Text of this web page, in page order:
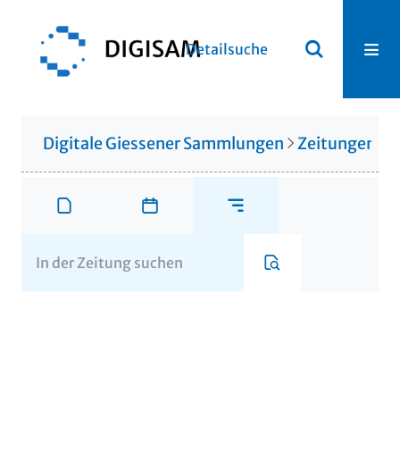
Detailsuche
Digitale Giessener Sammlungen Zeitungen